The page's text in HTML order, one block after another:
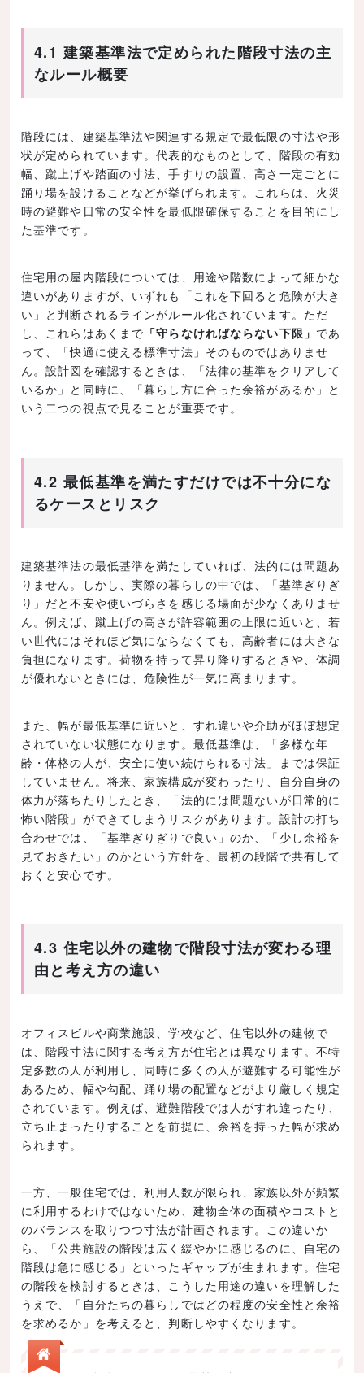
4.1 建築基準法で定められた階段寸法の主
なルール概要
階段には、建築基準法や関連する規定で最低限の寸法や形
状が定められています。代表的なものとして、階段の有効
幅、蹴上げや踏面の寸法、手すりの設置、高さ一定ごとに
踊り場を設けることなどが挙げられます。これらは、火災
時の避難や日常の安全性を最低限確保することを目的にし
た基準です。
住宅用の屋内階段については、用途や階数によって細かな
違いがありますが、いずれも「これを下回ると危険が大き
い」と判断されるラインがルール化されています。ただ
し、これらはあくまで 「守らなければならない下限」 であ
って、「快適に使える標準寸法」そのものではありませ
ん。設計図を確認するときは、「法律の基準をクリアして
いるか」と同時に、「暮らし方に合った余裕があるか」と
いう二つの視点で見ることが重要です。
4.2 最低基準を満たすだけでは不十分にな
るケースとリスク
建築基準法の最低基準を満たしていれば、法的には問題あ
りません。しかし、実際の暮らしの中では、「基準ぎりぎ
り」だと不安や使いづらさを感じる場面が少なくありませ
ん。例えば、蹴上げの高さが許容範囲の上限に近いと、若
い世代にはそれほど気にならなくても、高齢者には大きな
負担になります。荷物を持って昇り降りするときや、体調
が優れないときには、危険性が一気に高まります。
また、幅が最低基準に近いと、すれ違いや介助がほぼ想定
されていない状態になります。最低基準は、「多様な年
齢・体格の人が、安全に使い続けられる寸法」までは保証
していません。将来、家族構成が変わったり、自分自身の
体力が落ちたりしたとき、「法的には問題ないが日常的に
怖い階段」ができてしまうリスクがあります。設計の打ち
合わせでは、「基準ぎりぎりで良い」のか、「少し余裕を
見ておきたい」のかという方針を、最初の段階で共有して
おくと安心です。
4.3 住宅以外の建物で階段寸法が変わる理
由と考え方の違い
オフィスビルや商業施設、学校など、住宅以外の建物で
は、階段寸法に関する考え方が住宅とは異なります。不特
定多数の人が利用し、同時に多くの人が避難する可能性が
あるため、幅や勾配、踊り場の配置などがより厳しく規定
されています。例えば、避難階段では人がすれ違ったり、
立ち止まったりすることを前提に、余裕を持った幅が求め
られます。
一方、一般住宅では、利用人数が限られ、家族以外が頻繁
に利用するわけではないため、建物全体の面積やコストと
のバランスを取りつつ寸法が計画されます。この違いか
ら、「公共施設の階段は広く緩やかに感じるのに、自宅の
階段は急に感じる」といったギャップが生まれます。住宅
の階段を検討するときは、こうした用途の違いを理解した
うえで、「自分たちの暮らしではどの程度の安全性と余裕
を求めるか」を考えると、判断しやすくなります。